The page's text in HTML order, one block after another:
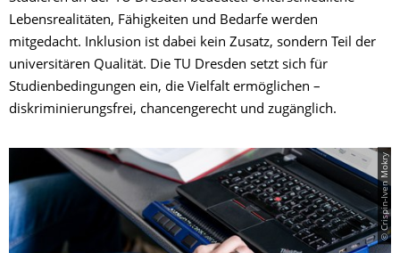
Lebensrealitäten, Fähigkeiten und Bedarfe werden
mitgedacht. Inklusion ist dabei kein Zusatz, sondern Teil der
universitären Qualität. Die TU Dresden setzt sich für
Studienbedingungen ein, die Vielfalt ermöglichen –
diskriminierungsfrei, chancengerecht und zugänglich.
© Crispin-Iven Mokry